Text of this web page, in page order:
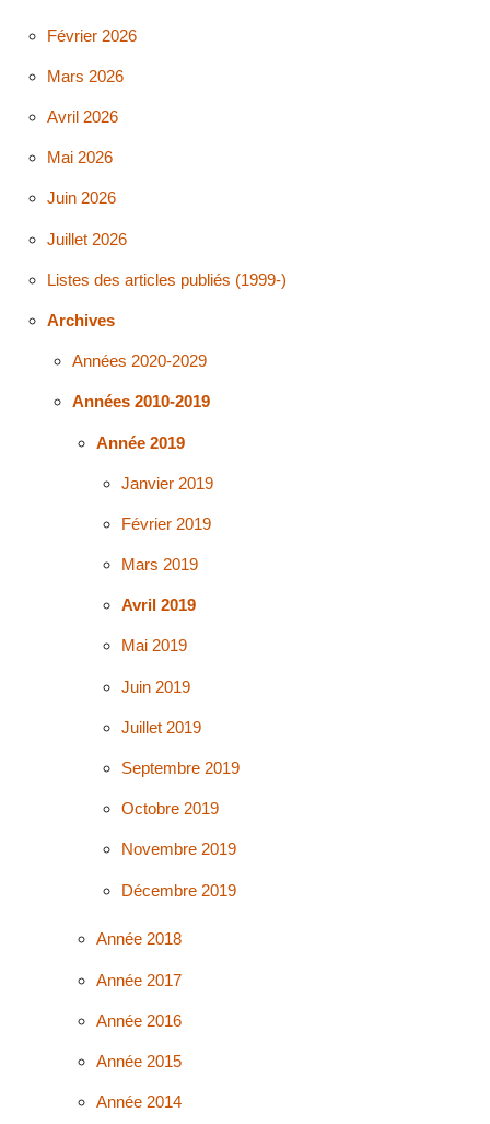
Février 2026
Mars 2026
Avril 2026
Mai 2026
Juin 2026
Juillet 2026
Listes des articles publiés (1999-)
Archives
Années 2020-2029
Années 2010-2019
Année 2019
Janvier 2019
Février 2019
Mars 2019
Avril 2019
Mai 2019
Juin 2019
Juillet 2019
Septembre 2019
Octobre 2019
Novembre 2019
Décembre 2019
Année 2018
Année 2017
Année 2016
Année 2015
Année 2014